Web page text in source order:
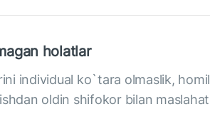
holatlar
individual ko`tara olmaslik,
oldin shifokor bilan